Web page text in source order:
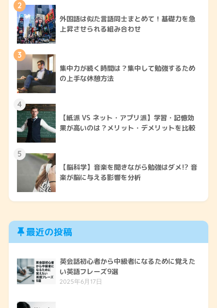
2
外国語は似た言語同士まとめて！基礎力を急
上昇させられる組み合わせ
3
集中力が続く時間は？集中して勉強するため
の上手な休憩方法
4
【紙派 VS ネット・アプリ派】学習・記憶効
果が高いのは？メリット・デメリットを比較
5
【脳科学】音楽を聞きながら勉強はダメ!? 音
楽が脳に与える影響を分析
最近の投稿
英会話初心者から中級者になるために覚えた
い英語フレーズ9選
2025年6月17日